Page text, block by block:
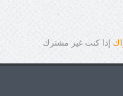
إذا كنت غير مشترك